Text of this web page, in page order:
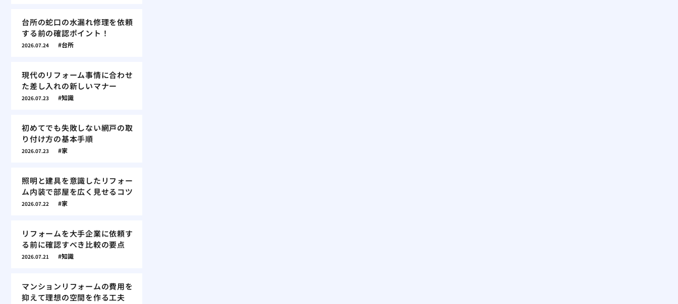
台所の蛇口の水漏れ修理を依頼
する前の確認ポイント！
2026.07.24 台所
現代のリフォーム事情に合わせ
た差し入れの新しいマナー
2026.07.23 知識
初めてでも失敗しない網戸の取
り付け方の基本手順
2026.07.23 家
照明と建具を意識したリフォー
ム内装で部屋を広く見せるコツ
2026.07.22 家
リフォームを大手企業に依頼す
る前に確認すべき比較の要点
2026.07.21 知識
マンションリフォームの費用を
抑えて理想の空間を作る工夫